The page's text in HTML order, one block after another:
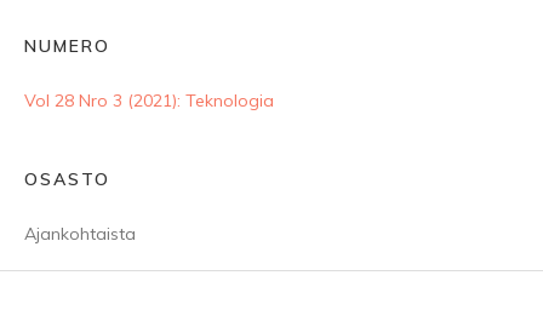
NUMERO
Vol 28 Nro 3 (2021): Teknologia
OSASTO
Ajankohtaista